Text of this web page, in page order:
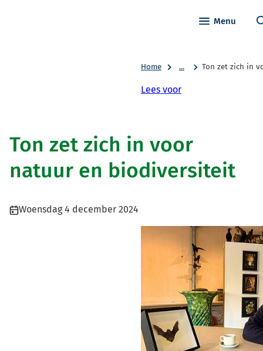
Menu
Home ... Ton zet zich in
Lees voor
Ton zet zich in voor
natuur en biodiversiteit
Publicatiedatum:
Woensdag 4 december 2024